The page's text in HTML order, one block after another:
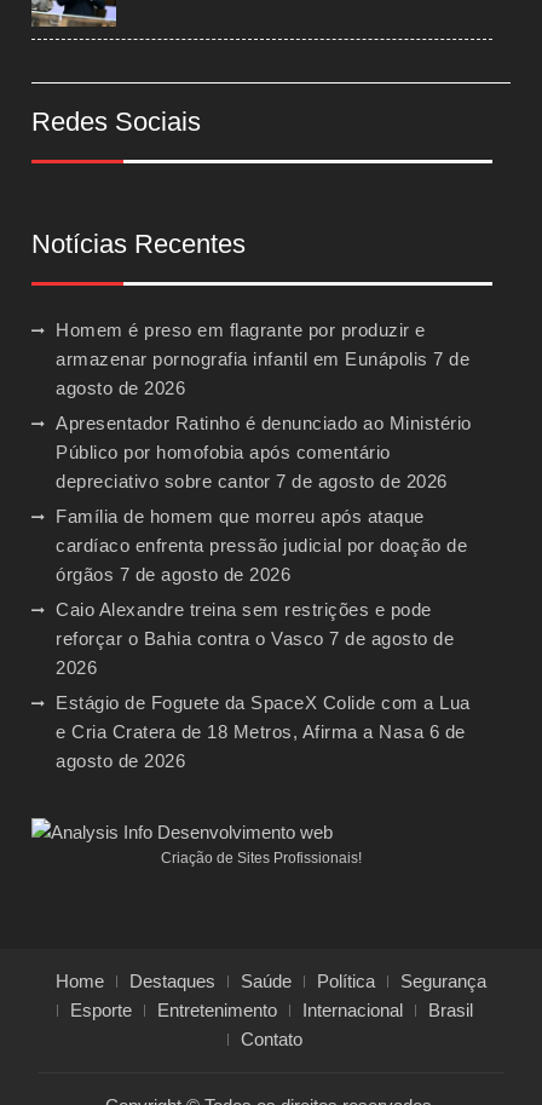
Redes Sociais
Notícias Recentes
Homem é preso em flagrante por produzir e
armazenar pornografia infantil em Eunápolis 7 de
agosto de 2026
Apresentador Ratinho é denunciado ao Ministério
Público por homofobia após comentário
depreciativo sobre cantor 7 de agosto de 2026
Família de homem que morreu após ataque
cardíaco enfrenta pressão judicial por doação de
órgãos 7 de agosto de 2026
Caio Alexandre treina sem restrições e pode
reforçar o Bahia contra o Vasco 7 de agosto de
2026
Estágio de Foguete da SpaceX Colide com a Lua
e Cria Cratera de 18 Metros, Afirma a Nasa 6 de
agosto de 2026
Criação de Sites Profissionais!
Home Destaques Saúde Política
Segurança
Esporte
Entretenimento Internacional
Brasil
Contato